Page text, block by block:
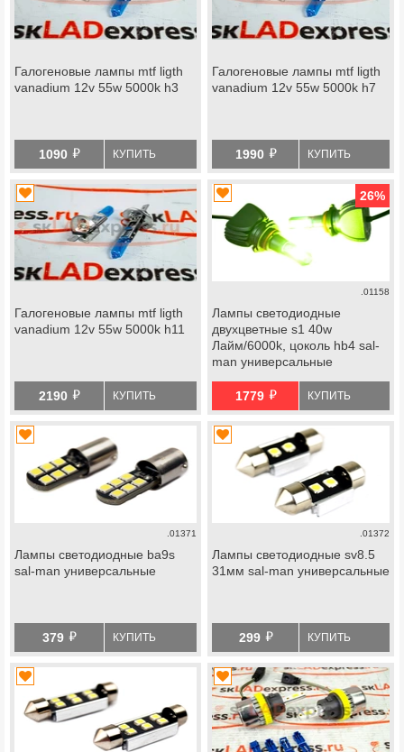
Галогеновые лампы mtf ligth
vanadium 12v 55w 5000k h3
1090 й КУПИТЬ
Галогеновые лампы mtf ligth
vanadium 12v 55w 5000k h7
1990 й КУПИТЬ
Галогеновые лампы mtf ligth
vanadium 12v 55w 5000k h11
2190 й КУПИТЬ
26%
.01158
Лампы светодиодные
двухцветные s1 40w
Лайм/6000k, цоколь hb4 sal-
man универсальные
1779 й КУПИТЬ
.01371
Лампы светодиодные ba9s
sal-man универсальные
379 й КУПИТЬ
.01372
Лампы светодиодные sv8.5
31мм sal-man универсальные
299 й КУПИТЬ